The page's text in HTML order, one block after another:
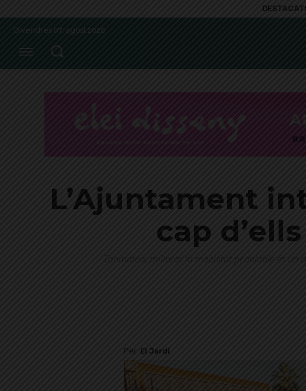
Divendres 07, agost 2026
L’Ajuntament
cap
Tanmateix, millorar la mobilitat pedalable és un
Per El Jardí